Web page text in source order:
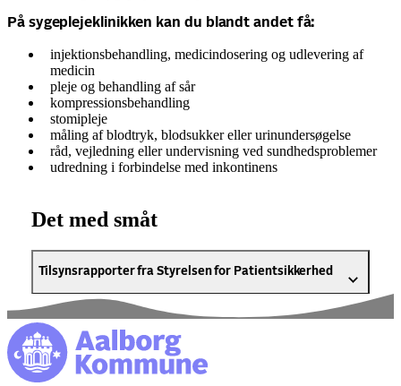
På sygeplejeklinikken kan du blandt andet få:
injektionsbehandling, medicindosering og udlevering af
medicin
pleje og behandling af sår
kompressionsbehandling
stomipleje
måling af blodtryk, blodsukker eller urinundersøgelse
råd, vejledning eller undervisning ved sundhedsproblemer
udredning i forbindelse med inkontinens
Det med småt
Tilsynsrapporter fra Styrelsen for Patientsikkerhed